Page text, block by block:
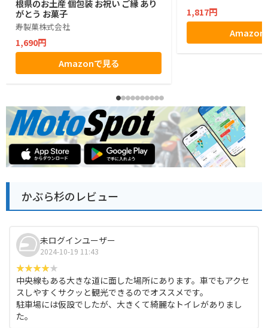
根県のお土産 個包装 お祝い ご縁 あり
がとう お菓子
寿製菓株式会社
1,690円
Amazonで見る
1,817円
Amazon
かぶら杉のレビュー
未ログインユーザー
2024-10-19 11:43
中央線もある大きな道に面した場所にあります。車でもアクセ
スしやすくサクッと観光できるのでオススメです。
駐車場には仮設でしたが、大きくて綺麗なトイレがありまし
た。